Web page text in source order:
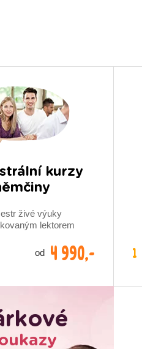
kurzy
živé výuky
lektorem
od 4 990,- 1